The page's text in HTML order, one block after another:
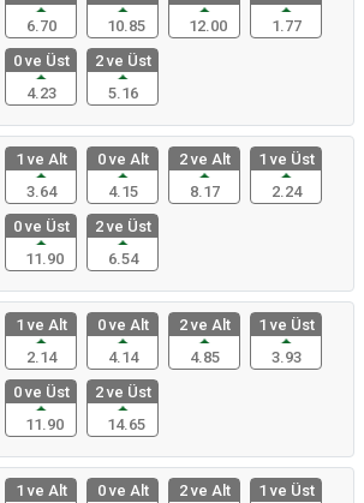
6.70
10.85
12.00
1.77
0 ve Üst
4.23
2 ve Üst
5.16
1 ve Alt
3.64
0 ve Alt
4.15
2 ve Alt
8.17
1 ve Üst
2.24
0 ve Üst
11.90
2 ve Üst
6.54
1 ve Alt
2.14
0 ve Alt
4.14
2 ve Alt
4.85
1 ve Üst
3.93
0 ve Üst
11.90
2 ve Üst
14.65
1 ve Alt
0 ve Alt
2 ve Alt
1 ve Üst